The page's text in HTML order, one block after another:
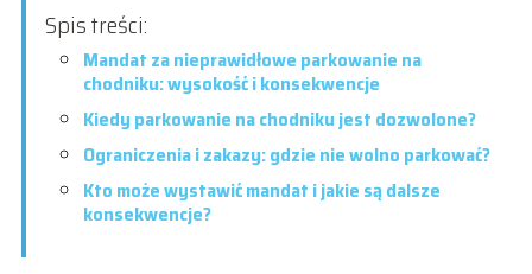
Spis treści:
Mandat za nieprawidłowe parkowanie na
chodniku: wysokość i konsekwencje
Kiedy parkowanie na chodniku jest dozwolone?
Ograniczenia i zakazy: gdzie nie wolno parkować?
Kto może wystawić mandat i jakie są dalsze
konsekwencje?